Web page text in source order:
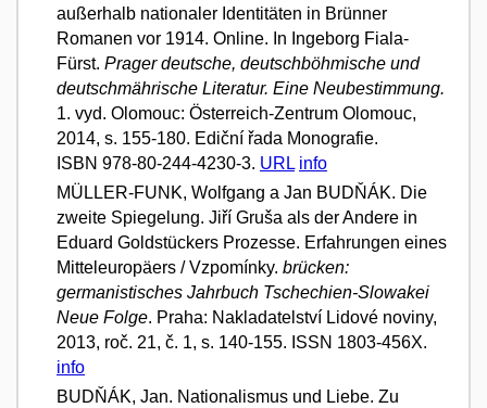
außerhalb nationaler Identitäten in Brünner
Romanen vor 1914. Online. In Ingeborg Fiala-
Fürst. Prager deutsche, deutschböhmische und
deutschmährische Literatur. Eine Neubestimmung.
1. vyd. Olomouc: Österreich-Zentrum Olomouc,
2014, s. 155-180. Ediční řada Monografie.
ISBN 978-80-244-4230-3. URL info
MÜLLER-FUNK, Wolfgang a Jan BUDŇÁK. Die
zweite Spiegelung. Jiří Gruša als der Andere in
Eduard Goldstückers Prozesse. Erfahrungen eines
Mitteleuropäers / Vzpomínky. brücken:
germanistisches Jahrbuch Tschechien-Slowakei
Neue Folge. Praha: Nakladatelství Lidové noviny,
2013, roč. 21, č. 1, s. 140-155. ISSN 1803-456X.
info
BUDŇÁK, Jan. Nationalismus und Liebe. Zu